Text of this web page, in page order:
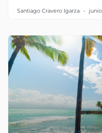
Santiago Cravero Igarza